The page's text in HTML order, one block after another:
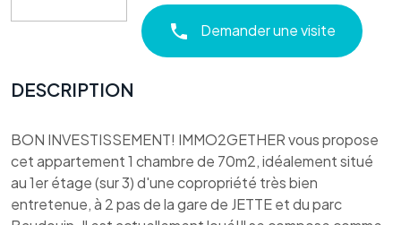
Demander une visite
DESCRIPTION
BON INVESTISSEMENT! IMMO2GETHER vous propose
cet appartement 1 chambre de 70m2, idéalement situé
au 1er étage (sur 3) d'une copropriété très bien
entretenue, à 2 pas de la gare de JETTE et du parc